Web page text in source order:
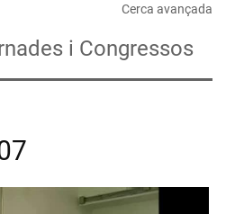
Cerca avançada
i Congressos